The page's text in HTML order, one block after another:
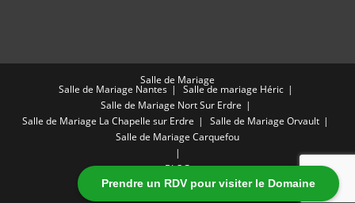
Prendre un RDV pour visiter le Domaine
Salle de Mariage
Salle de Mariage Nantes
Salle de mariage Héric
Salle de Mariage Nort Sur Erdre
Salle de Mariage La Chapelle sur Erdre
Salle de Mariage Orvault
Salle de Mariage Carquefou
BLOG